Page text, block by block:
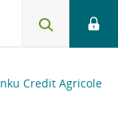
Credit Agricole